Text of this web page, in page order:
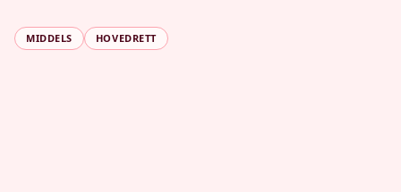
MIDDELS HOVEDRETT